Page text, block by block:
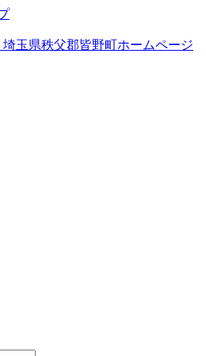
玉県秩父郡皆野町ホームページ